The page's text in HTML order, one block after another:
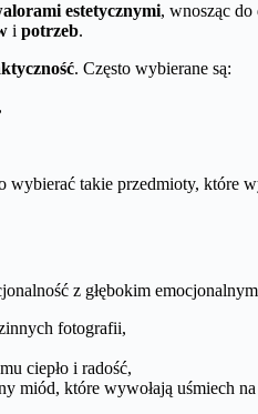
estetycznymi, wnosząc do
i potrzeb.
. Często wybierane są:
wybierać takie przedmioty, które
z głębokim
fotografii,
ciepło i radość,
miód, które wywołają uśmiech